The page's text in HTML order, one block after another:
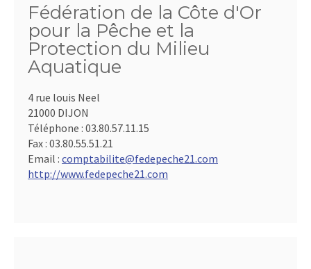
Fédération de la Côte d'Or
pour la Pêche et la
Protection du Milieu
Aquatique
4 rue louis Neel
21000 DIJON
Téléphone : 03.80.57.11.15
Fax : 03.80.55.51.21
Email : comptabilite@fedepeche21.com
http://www.fedepeche21.com